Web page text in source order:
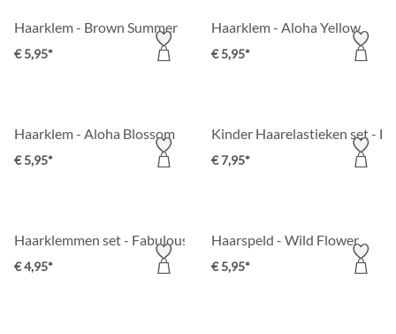
Haarklem - Brown Summer
€ 5,95*
Haarklem - Aloha Yellow
€ 5,95*
Haarklem - Aloha Blossom
€ 5,95*
Kinder Haarelastieken set -
€ 7,95*
Haarklemmen set - Fabulous Flowers
€ 4,95*
Haarspeld - Wild Flower
€ 5,95*